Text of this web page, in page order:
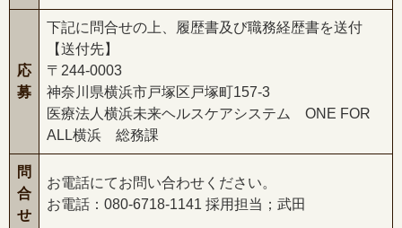
応
募
下記に問合せの上、履歴書及び職務経歴書を送付
【送付先】
〒244-0003
神奈川県横浜市戸塚区戸塚町157-3
医療法人横浜未来ヘルスケアシステム ONE FOR
ALL横浜 総務課
問
合
せ
お電話にてお問い合わせください。
お電話：080-6718-1141 採用担当；武田